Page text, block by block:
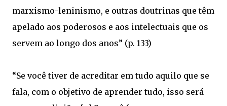
marxismo-leninismo, e outras doutrinas que têm
apelado aos poderosos e aos intelectuais que os
servem ao longo dos anos” (p. 133)
“Se você tiver de acreditar em tudo aquilo que se
fala, com o objetivo de aprender tudo, isso será